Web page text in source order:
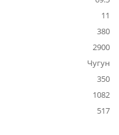
11
380
2900
Чугун
350
1082
517